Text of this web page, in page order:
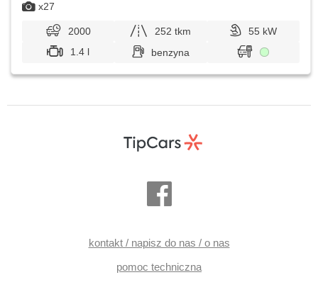
x27
2000 252 tkm
55 kW
1.4 l
benzyna
kontakt / napisz do nas / o nas
pomoc techniczna